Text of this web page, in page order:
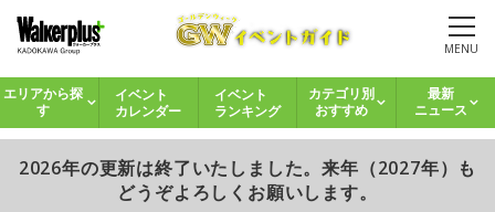
MENU
エリアから探
す
イベント
カレンダー
イベント
ランキング
カテゴリ別
おすすめ
最新
ニュース
2026年の更新は終了いたしました。来年（2027年）も
どうぞよろしくお願いします。